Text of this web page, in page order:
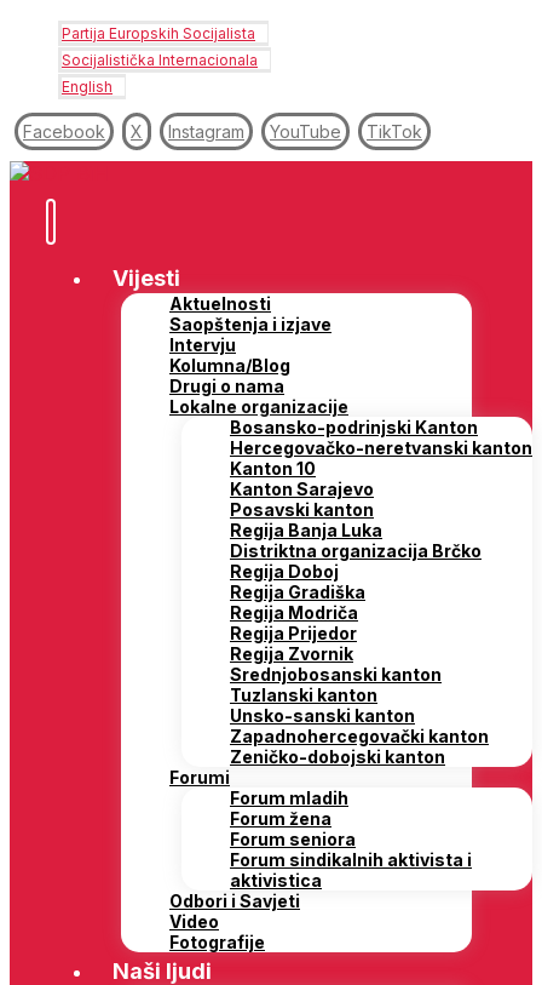
Partija Europskih Socijalista
Socijalistička Internacionala
English
Facebook X Instagram YouTube TikTok
Vijesti
Aktuelnosti
Saopštenja i izjave
Intervju
Kolumna/Blog
Drugi o nama
Lokalne organizacije
Bosansko-podrinjski Kanton
Hercegovačko-neretvanski kanton
Kanton 10
Kanton Sarajevo
Posavski kanton
Regija Banja Luka
Distriktna organizacija Brčko
Regija Doboj
Regija Gradiška
Regija Modriča
Regija Prijedor
Regija Zvornik
Srednjobosanski kanton
Tuzlanski kanton
Unsko-sanski kanton
Zapadnohercegovački kanton
Zeničko-dobojski kanton
Forumi
Forum mladih
Forum žena
Forum seniora
Forum sindikalnih aktivista i
aktivistica
Odbori i Savjeti
Video
Fotografije
Naši ljudi